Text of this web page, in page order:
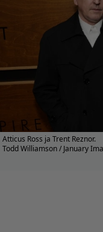
Atticus Ross ja Trent Reznor.
Todd Williamson / January